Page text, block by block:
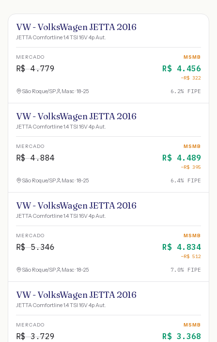
VW - VolksWagen JETTA 2016
JETTA Comfortline 1.4 TSI 16V 4p Aut.
MERCADO
R$4.779
MSMB
R$ 4.456
−R$ 322
São Roque/SP Masc · 18-25 6.2% FIPE
VW - VolksWagen JETTA 2016
JETTA Comfortline 1.4 TSI 16V 4p Aut.
MERCADO
R$4.884
MSMB
R$ 4.489
−R$ 395
São Roque/SP Masc · 18-25 6.4% FIPE
VW - VolksWagen JETTA 2016
JETTA Comfortline 1.4 TSI 16V 4p Aut.
MERCADO
R$5.346
MSMB
R$ 4.834
−R$ 512
São Roque/SP Masc · 18-25 7.0% FIPE
VW - VolksWagen JETTA 2016
JETTA Comfortline 1.4 TSI 16V 4p Aut.
MERCADO
R$3.729
MSMB
R$ 3.368